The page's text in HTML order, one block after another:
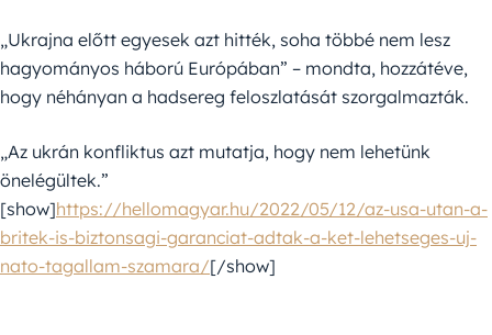
„Ukrajna előtt egyesek azt hitték, soha többé nem lesz
hagyományos háború Európában” – mondta, hozzátéve,
hogy néhányan a hadsereg feloszlatását szorgalmazták.
„Az ukrán konfliktus azt mutatja, hogy nem lehetünk
önelégültek.”
[show]https://hellomagyar.hu/2022/05/12/az-usa-utan-a-
britek-is-biztonsagi-garanciat-adtak-a-ket-lehetseges-uj-
nato-tagallam-szamara/[/show]